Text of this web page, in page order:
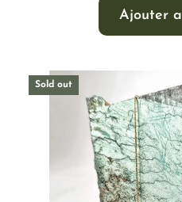
Ajouter
Sold out